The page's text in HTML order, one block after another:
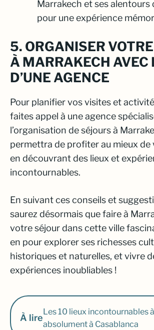
Marrakech et ses alentours
pour une expérience
5. ORGANISER
À MARRAKECH AVEC
D’UNE AGENCE
Pour planifier vos visites et
faites appel à une agence
l’organisation de séjours à
permettra de profiter au mieux de
en découvrant des lieux et
incontournables.
En suivant ces conseils et
saurez désormais que faire à
votre séjour dans cette ville
en pour explorer ses richesses
historiques et naturelles, et vivre
expériences inoubliables !
À lire
Les 10 lieux incontournables
absolument à Casablanca